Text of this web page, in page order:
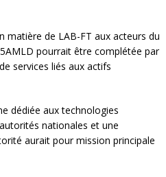
matière de LAB-FT aux acteurs du
pourrait être complétée par
services liés aux actifs
dédiée aux technologies
nationales et une
aurait pour mission principale